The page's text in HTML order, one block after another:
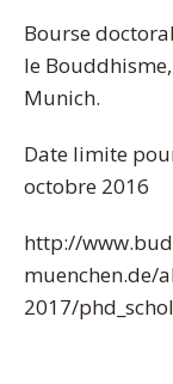
Bourse
le
Munich.
Date limite
octobre 2016
http://
muenchen.de/
2017/